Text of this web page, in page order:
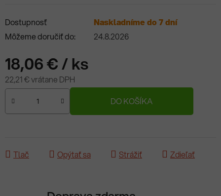
Dostupnosť
Naskladníme do 7 dní
Môžeme doručiť do:
24.8.2026
18,06 €/ ks
22,21 € vrátane DPH
DO KOŠÍKA
Tlač Opýtať sa Strážiť Zdieľať